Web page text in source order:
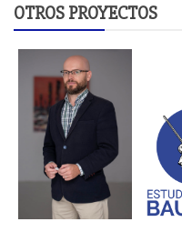
OTROS PROYECTOS